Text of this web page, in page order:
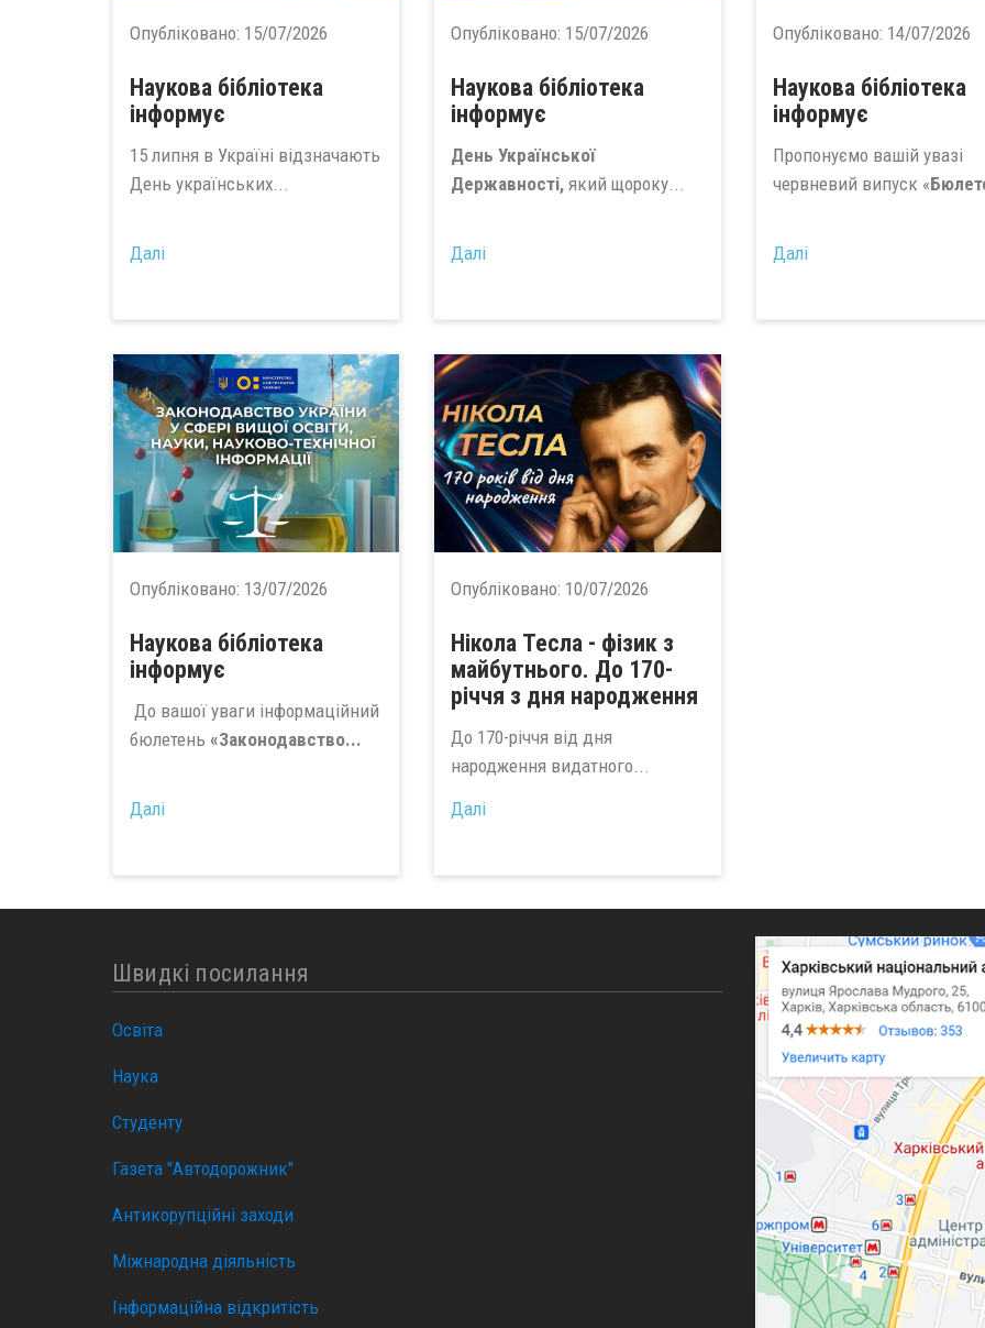
Опубліковано: 15/07/2026
Наукова бібліотека
інформує
15 липня в Україні відзначають
День українських...
Далі
Опубліковано: 15/07/2026
Наукова бібліотека
інформує
День Української
Державності, який щороку...
Далі
Опубліковано: 14/07/2026
Наукова бібліотека
інформує
Пропонуємо вашій увазі
червневий випуск «
Далі
Опубліковано: 13/07/2026
Наукова бібліотека
інформує
До вашої уваги інформаційний
бюлетень «Законодавство...
Далі
Опубліковано: 10/07/2026
Нікола Тесла - фізик з
майбутнього. До 170-
річчя з дня народження
До 170-річчя від дня
народження видатного...
Далі
Швидкі посилання
Освіта
Наука
Студенту
Газета "Автодорожник"
Антикорупційні заходи
Міжнародна діяльність
Інформаційна відкритість